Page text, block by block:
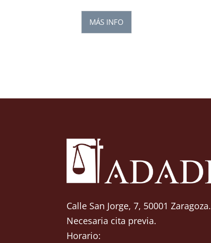
MÁS INFO
Calle San Jorge, 7, 50001 Zaragoza.
Necesaria cita previa.
Horario: